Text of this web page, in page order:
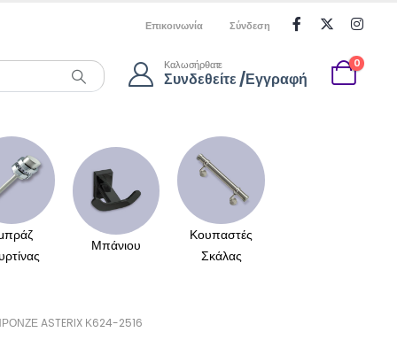
Επικοινωνία Σύνδεση
Καλωσήρθατε
Συνδεθείτε /Εγγραφή
0
Μπάνιου
Κουπαστές
Σκάλας
ASTERIX Κ624-2516